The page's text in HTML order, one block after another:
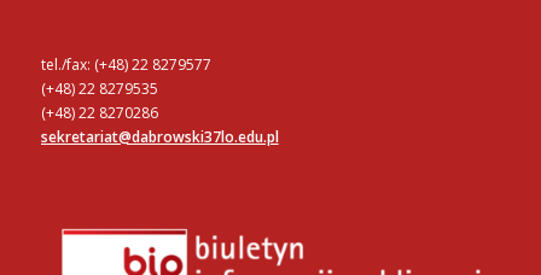
tel./fax: (+48) 22 8279577
(+48) 22 8279535
(+48) 22 8270286
sekretariat@dabrowski37lo.edu.pl